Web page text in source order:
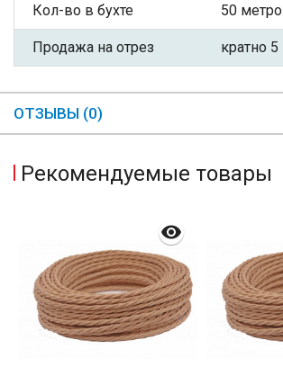
Кол-во в бухте 50
Продажа на отрез кратно
ОТЗЫВЫ (0)
Рекомендуемые товары